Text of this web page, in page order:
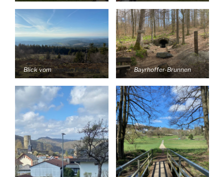
Blick vomgroßen Feldberg Bayrhoffer-Brunnen